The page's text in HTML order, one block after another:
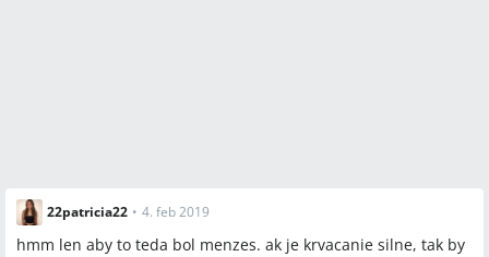
22patricia22 • 4. feb 2019
hmm len aby to teda bol menzes. ak je krvacanie silne, tak by